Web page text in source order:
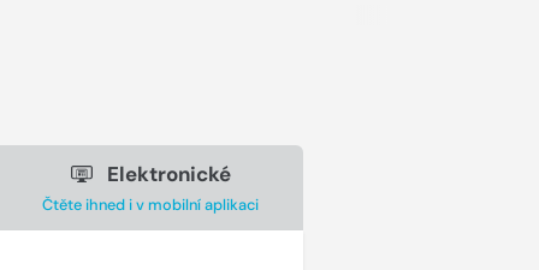
Elektronické
Čtěte ihned i v mobilní aplikaci